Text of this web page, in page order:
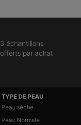
3 échantillons
offerts par achat
TYPE DE PEAU
Peau sèche
Peau Normale